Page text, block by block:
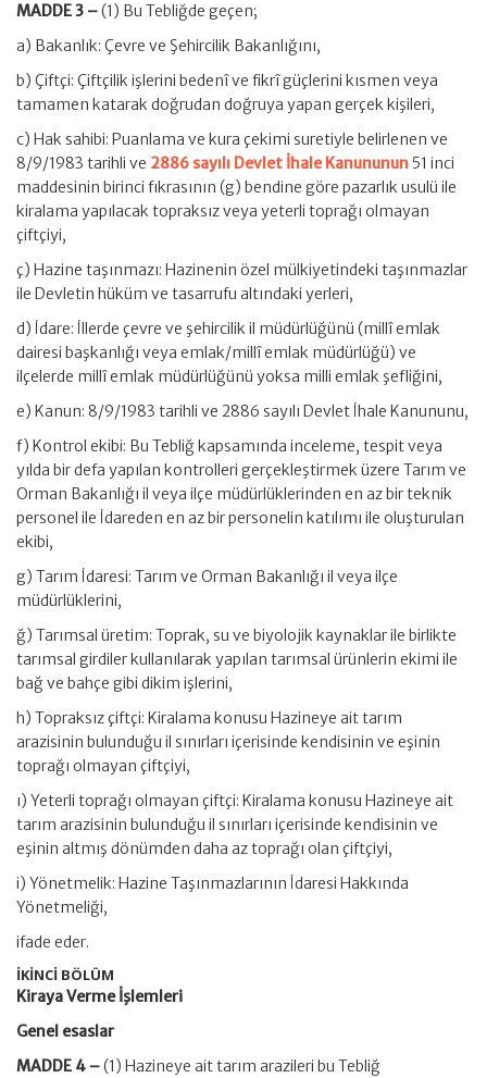
MADDE 3 –(1) Bu Tebliğde geçen;
a) Bakanlık: Çevre ve Şehircilik Bakanlığını,
b) Çiftçi: Çiftçilik işlerini bedenî ve fikrî güçlerini kısmen veya
tamamen katarak doğrudan doğruya yapan gerçek kişileri,
c) Hak sahibi: Puanlama ve kura çekimi suretiyle belirlenen ve
8/9/1983 tarihli ve 2886 sayılı Devlet İhale Kanununun 51 inci
maddesinin birinci fıkrasının (g) bendine göre pazarlık usulü ile
kiralama yapılacak topraksız veya yeterli toprağı olmayan
çiftçiyi,
ç) Hazine taşınmazı: Hazinenin özel mülkiyetindeki taşınmazlar
ile Devletin hüküm ve tasarrufu altındaki yerleri,
d) İdare: İllerde çevre ve şehircilik il müdürlüğünü (millî emlak
dairesi başkanlığı veya emlak/millî emlak müdürlüğü) ve
ilçelerde millî emlak müdürlüğünü yoksa milli emlak şefliğini,
e) Kanun: 8/9/1983 tarihli ve 2886 sayılı Devlet İhale Kanununu,
f) Kontrol ekibi: Bu Tebliğ kapsamında inceleme, tespit veya
yılda bir defa yapılan kontrolleri gerçekleştirmek üzere Tarım ve
Orman Bakanlığı il veya ilçe müdürlüklerinden en az bir teknik
personel ile İdareden en az bir personelin katılımı ile oluşturulan
ekibi,
g) Tarım İdaresi: Tarım ve Orman Bakanlığı il veya ilçe
müdürlüklerini,
ğ) Tarımsal üretim: Toprak, su ve biyolojik kaynaklar ile birlikte
tarımsal girdiler kullanılarak yapılan tarımsal ürünlerin ekimi ile
bağ ve bahçe gibi dikim işlerini,
h) Topraksız çiftçi: Kiralama konusu Hazineye ait tarım
arazisinin bulunduğu il sınırları içerisinde kendisinin ve eşinin
toprağı olmayan çiftçiyi,
ı) Yeterli toprağı olmayan çiftçi: Kiralama konusu Hazineye ait
tarım arazisinin bulunduğu il sınırları içerisinde kendisinin ve
eşinin altmış dönümden daha az toprağı olan çiftçiyi,
i) Yönetmelik: Hazine Taşınmazlarının İdaresi Hakkında
Yönetmeliği,
ifade eder.
İKİNCİ BÖLÜM
Kiraya Verme İşlemleri
Genel esaslar
MADDE 4 –(1) Hazineye ait tarım arazileri bu Tebliğ